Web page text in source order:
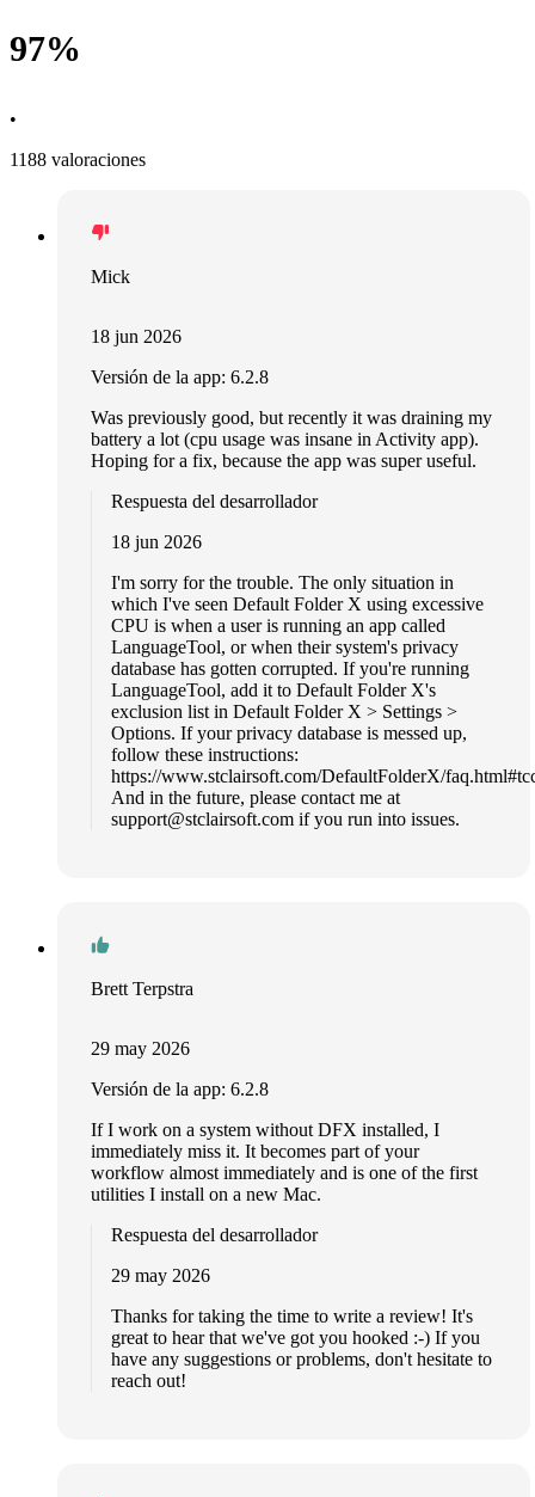
97%
•
1188 valoraciones
Mick
18 jun 2026
Versión de la app: 6.2.8
Was previously good, but recently it was draining my
battery a lot (cpu usage was insane in Activity app).
Hoping for a fix, because the app was super useful.
Respuesta del desarrollador
18 jun 2026
I'm sorry for the trouble. The only situation in
which I've seen Default Folder X using excessive
CPU is when a user is running an app called
LanguageTool, or when their system's privacy
database has gotten corrupted. If you're running
LanguageTool, add it to Default Folder X's
exclusion list in Default Folder X > Settings >
Options. If your privacy database is messed up,
follow these instructions:
https://www.stclairsoft.com/DefaultFolderX/
And in the future, please contact me at
support@stclairsoft.com if you run into issues.
Brett Terpstra
29 may 2026
Versión de la app: 6.2.8
If I work on a system without DFX installed, I
immediately miss it. It becomes part of your
workflow almost immediately and is one of the first
utilities I install on a new Mac.
Respuesta del desarrollador
29 may 2026
Thanks for taking the time to write a review! It's
great to hear that we've got you hooked :-) If you
have any suggestions or problems, don't hesitate to
reach out!